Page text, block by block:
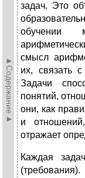
►Содержание►
задач. Это
обучении
смысл
их, связать
Задачи
понятий,
они, как
и
отражает
Каждая
(требования).